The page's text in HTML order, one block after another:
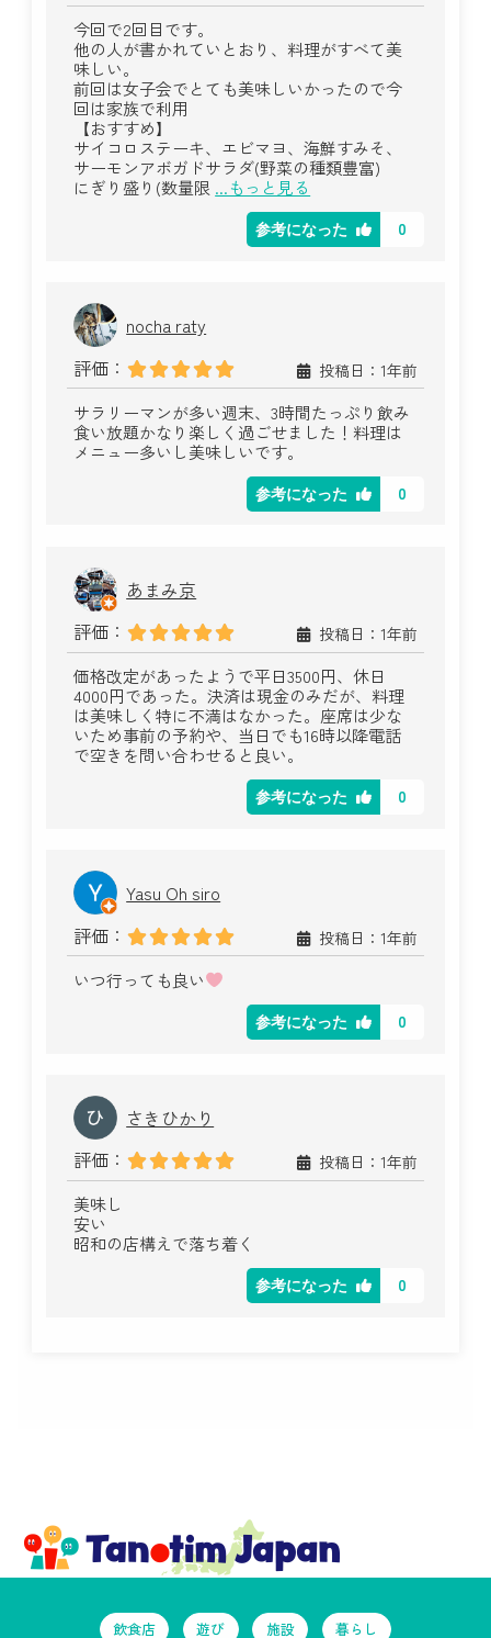
今回で2回目です。
他の人が書かれていとおり、料理がすべて美
味しい。
前回は女子会でとても美味しいかったので今
回は家族で利用
【おすすめ】
サイコロステーキ、エビマヨ、海鮮すみそ、
サーモンアボガドサラダ(野菜の種類豊富)
にぎり盛り(数量限 ...もっと見る
参考になった 0
nocha raty
評価：
投稿日：1年前
サラリーマンが多い週末、3時間たっぷり飲み
食い放題かなり楽しく過ごせました！料理は
メニュー多いし美味しいです。
参考になった 0
あまみ京
評価：
投稿日：1年前
価格改定があったようで平日3500円、休日
4000円であった。決済は現金のみだが、料理
は美味しく特に不満はなかった。座席は少な
いため事前の予約や、当日でも16時以降電話
で空きを問い合わせると良い。
参考になった 0
Yasu Oh siro
評価：
投稿日：1年前
いつ行っても良い
参考になった 0
さきひかり
評価：
投稿日：1年前
美味し
安い
昭和の店構えで落ち着く
参考になった 0
飲食店 遊び 施設 暮らし